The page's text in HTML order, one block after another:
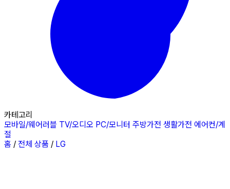
카테고리
모바일/웨어러블 TV/오디오 PC/모니터 주방가전 생활가전 에어컨/계
절
홈 / 전체 상품 / LG